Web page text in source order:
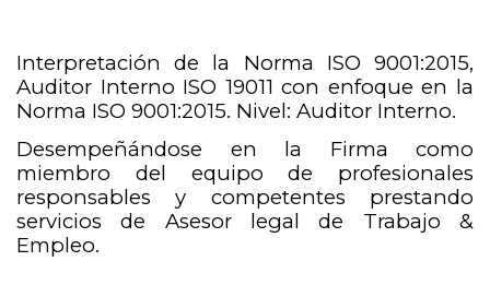
Interpretación de la Norma ISO 9001:2015,
Auditor Interno ISO 19011 con enfoque en la
Norma ISO 9001:2015. Nivel: Auditor Interno.
Desempeñándose en la Firma como
miembro del equipo de profesionales
responsables y competentes prestando
servicios de Asesor legal de Trabajo &
Empleo.